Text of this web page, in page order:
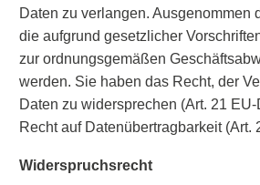
Daten zu verlangen. Ausgenommen
die aufgrund gesetzlicher
zur ordnungsgemäßen
werden. Sie haben das Recht, der
Daten zu widersprechen (Art. 21
Recht auf Datenübertragbarkeit (Art.
Widerspruchsrecht